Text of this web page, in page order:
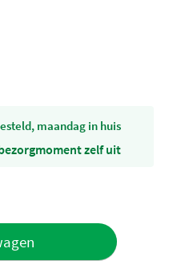
maandag in huis
zelf uit